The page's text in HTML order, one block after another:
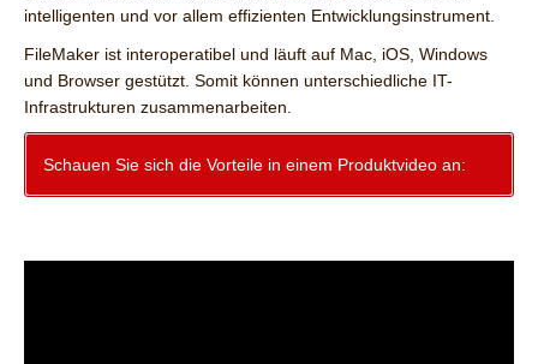
intelligenten und vor allem effizienten Entwicklungsinstrument.
FileMaker ist interoperatibel und läuft auf Mac, iOS, Windows
und Browser gestützt. Somit können unterschiedliche IT-
Infrastrukturen zusammenarbeiten.
Schauen Sie sich die Vorteile in einem Produktvideo an: